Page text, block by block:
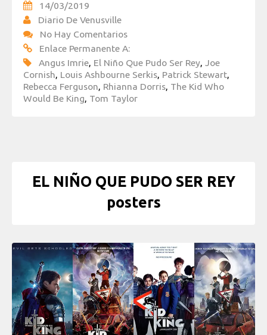
14/03/2019
Diario De Venusville
No Hay Comentarios
Enlace Permanente A:
Angus Imrie, El Niño Que Pudo Ser Rey, Joe
Cornish, Louis Ashbourne Serkis, Patrick Stewart,
Rebecca Ferguson, Rhianna Dorris, The Kid Who
Would Be King, Tom Taylor
EL NIÑO QUE PUDO SER REY
posters